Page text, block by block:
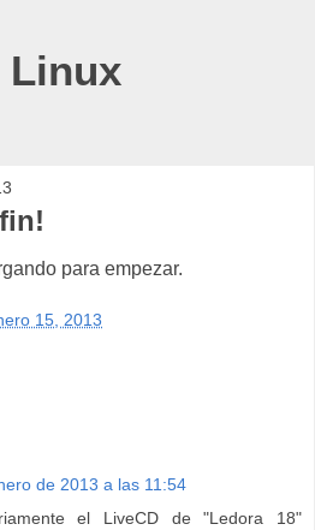
Linux
para empezar.
15, 2013
de 2013 a las 11:54
el LiveCD de "Ledora 18"